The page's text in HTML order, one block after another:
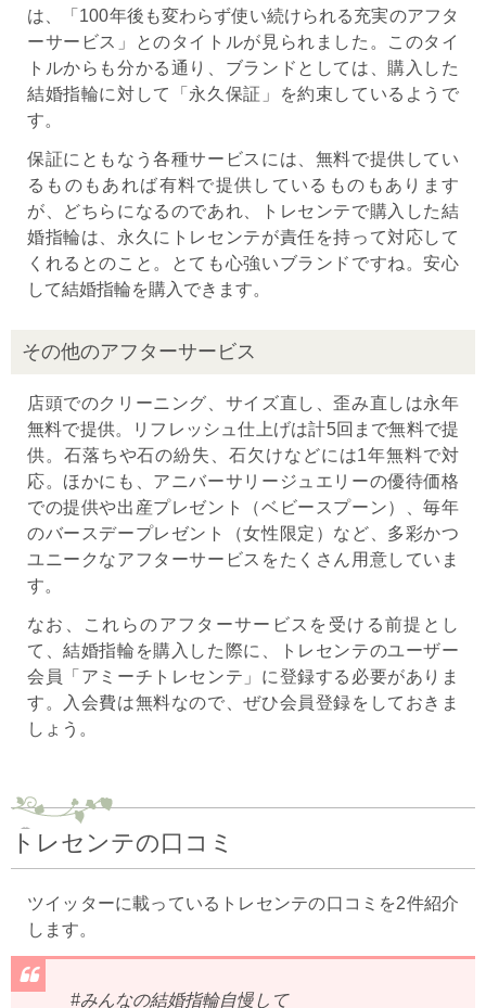
は、「100年後も変わらず使い続けられる充実のアフタ
ーサービス」とのタイトルが見られました。このタイ
トルからも分かる通り、ブランドとしては、購入した
結婚指輪に対して「永久保証」を約束しているようで
す。
保証にともなう各種サービスには、無料で提供してい
るものもあれば有料で提供しているものもあります
が、どちらになるのであれ、トレセンテで購入した結
婚指輪は、永久にトレセンテが責任を持って対応して
くれるとのこと。とても心強いブランドですね。安心
して結婚指輪を購入できます。
その他のアフターサービス
店頭でのクリーニング、サイズ直し、歪み直しは永年
無料で提供。リフレッシュ仕上げは計5回まで無料で提
供。石落ちや石の紛失、石欠けなどには1年無料で対
応。ほかにも、アニバーサリージュエリーの優待価格
での提供や出産プレゼント（ベビースプーン）、毎年
のバースデープレゼント（女性限定）など、多彩かつ
ユニークなアフターサービスをたくさん用意していま
す。
なお、これらのアフターサービスを受ける前提とし
て、結婚指輪を購入した際に、トレセンテのユーザー
会員「アミーチトレセンテ」に登録する必要がありま
す。入会費は無料なので、ぜひ会員登録をしておきま
しょう。
トレセンテの口コミ
ツイッターに載っているトレセンテの口コミを2件紹介
します。
#みんなの結婚指輪自慢して